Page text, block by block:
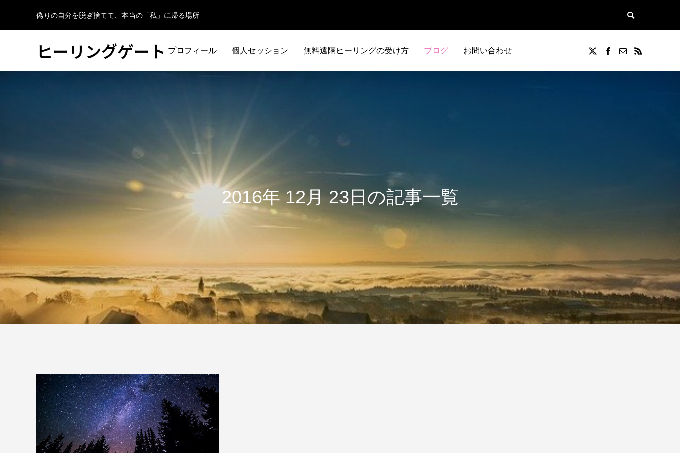
偽りの自分を脱ぎ捨てて、本当の「私」に帰る場所
ヒーリングゲート プロフィール 個人セッション 無料遠隔ヒーリングの受け方 ブログ お問い合わせ
2016年 12月 23日の記事一覧